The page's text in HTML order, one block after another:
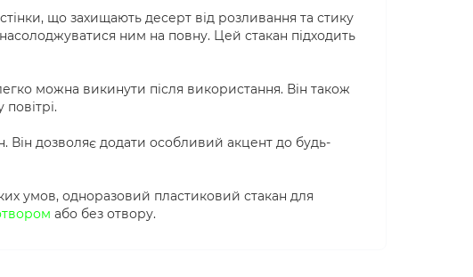
що захищають десерт від розливання та стику
ним на повну. Цей стакан підходить
можна викинути після використання. Він також
Він дозволяє додати особливий акцент до будь-
умов, одноразовий пластиковий стакан для
або без отвору.